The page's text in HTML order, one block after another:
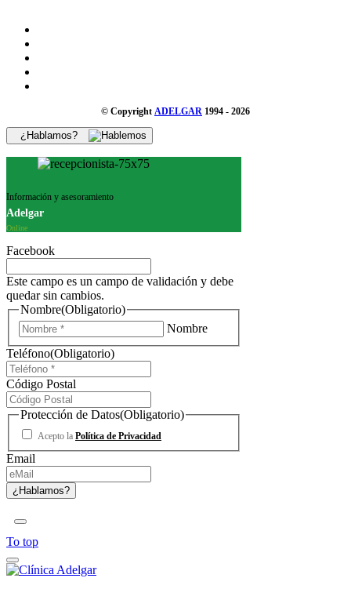
© Copyright ADELGAR 1994 - 2026
¿Hablamos?
Información y asesoramiento
Adelgar
Online
Facebook
Este campo es un campo de validación y debe
quedar sin cambios.
Nombre(Obligatorio)
Nombre
Teléfono(Obligatorio)
Código Postal
Protección de Datos(Obligatorio)
Acepto la Política de Privacidad
Email
To top